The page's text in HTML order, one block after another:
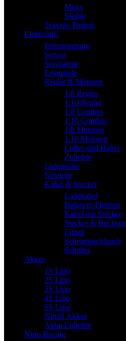
Maxx
Sledge
Traxxas Tuning
Elektronik
Fernsteuerung
Servos
Servoarme
Ersatzteile
Regler & Motoren
1:8 Regler
1:10 Regler
1:8 Combos
1:10 Combos
1:8 Motoren
1:10 Motoren
Lüfter und Halter
Zubehör
Ladegeräte
Netzteile
Kabel & Stecker
Ladekabel
Balancer Platinen
Kabel mit Stecker
Stecker & Buchsen
Litzen
Schrumpschlauch
Schalter
Akkus
1S Lipo
2S Lipo
3S Lipo
4S Lipo
6S Lipo
NimH Akkus
Akku Zubehör
Nitro Racing